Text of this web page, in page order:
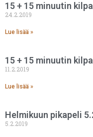
15 + 15 minuutin
24.2.2019
Lue lisää »
15 + 15 minuutin
11.2.2019
Lue lisää »
Helmikuun pikapeli
5.2.2019